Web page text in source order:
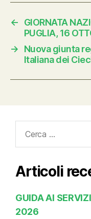
←
GIORNATA
PUGLIA, 16
→
Nuova giunta
Italiana dei
Articoli
GUIDA AI
2026